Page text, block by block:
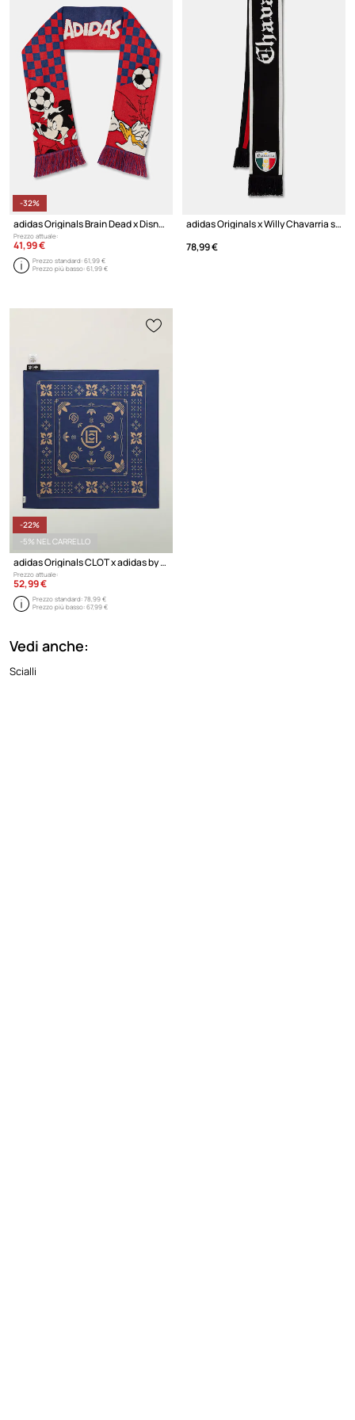
-32%
adidas Originals Brain Dead x Disney sciarpa da uomo
Prezzo attuale:
41,99 €
Prezzo standard:61,99 €
Prezzo più basso:61,99 €
adidas Originals x Willy Chavarria sciarpa
78,99 €
-22%
-5% NEL CARRELLO
adidas Originals CLOT x adidas by Edison Chen sciarpa piccola in cotone
Prezzo attuale:
52,99 €
Prezzo standard:78,99 €
Prezzo più basso:67,99 €
Vedi anche:
Scialli